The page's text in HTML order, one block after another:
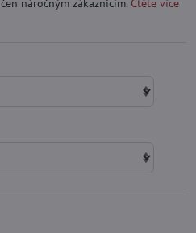
náročným zákaznicím. Čtěte více